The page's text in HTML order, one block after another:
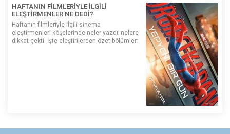
HAFTANIN FİLMLERİYLE İLGİLİ
ELEŞTİRMENLER NE DEDİ?
Haftanın filmleriyle ilgili sinema
eleştirmenleri köşelerinde neler yazdı; nelere
dikkat çekti. İşte eleştirilerden özet bölümler: